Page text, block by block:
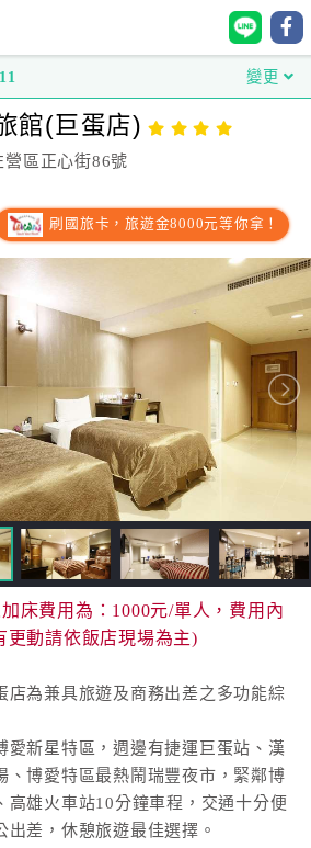
變更
館(巨蛋店)
區正心街86號
刷國旅卡，旅遊金8000元等你拿！
床費用為：1000元/單人，費用內
更動請依飯店現場為主)
店為兼具旅遊及商務出差之多功能綜
愛新星特區，週邊有捷運巨蛋站、漢
、博愛特區最熱鬧瑞豐夜市，緊鄰博
高雄火車站10分鐘車程，交通十分便
差，休憩旅遊最佳選擇。